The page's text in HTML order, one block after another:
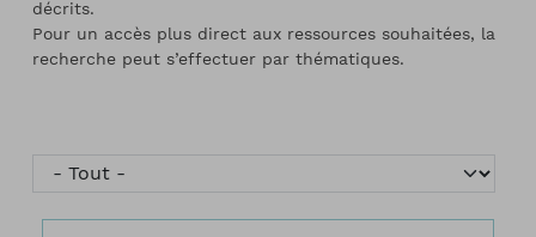
décrits.
Pour un accès plus direct aux ressources souhaitées, la
recherche peut s’effectuer par thématiques.